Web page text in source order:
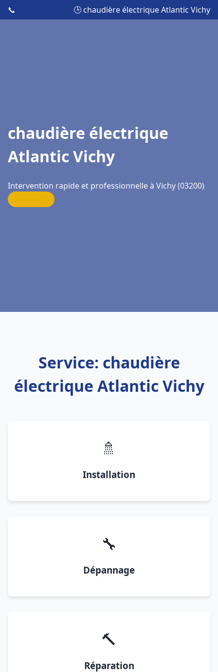
📞 🕒 chaudière électrique Atlantic Vichy
chaudière électrique
Atlantic Vichy
Intervention rapide et professionnelle à Vichy (03200)
Service: chaudière
électrique Atlantic Vichy
🚿
Installation
🔧
Dépannage
🔨
Réparation